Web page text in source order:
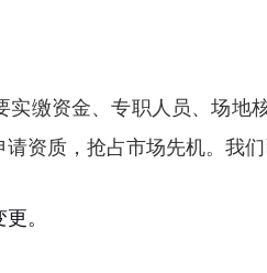
实缴资金、专职人员、场
资质，抢占市场先机。我
。